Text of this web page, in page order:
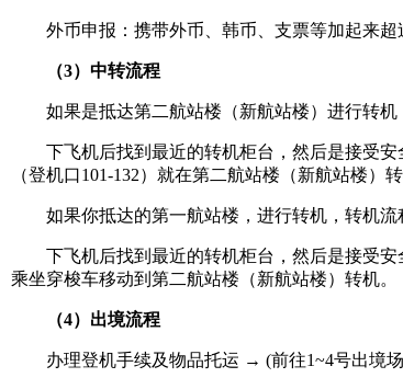
外币申报：携带外币、韩币、支票等加起来超
（3）中转流程
如果是抵达第二航站楼（新航站楼）进行转机
下飞机后找到最近的转机柜台，然后是接受安
（登机口101-132）就在第二航站楼（新航站楼）转
如果你抵达的第一航站楼，进行转机，转机流
下飞机后找到最近的转机柜台，然后是接受安
乘坐穿梭车移动到第二航站楼（新航站楼）转机。
（4）出境流程
办理登机手续及物品托运 → (前往1~4号出境